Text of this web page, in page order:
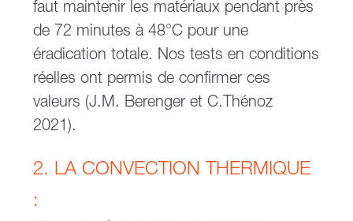
faut maintenir les matériaux pendant près
de 72 minutes à 48°C pour une
éradication totale. Nos tests en conditions
réelles ont permis de confirmer ces
valeurs (J.M. Berenger et C.Thénoz
2021).
2. LA CONVECTION THERMIQUE
: